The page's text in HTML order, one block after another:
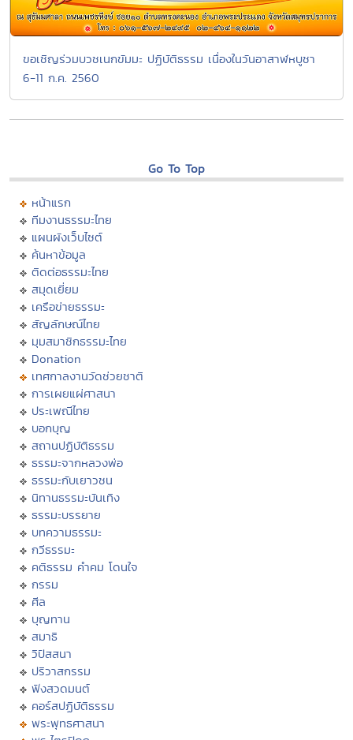
ขอเชิญร่วมบวชเนกขัมมะ ปฏิบัติธรรม เนื่องในวันอาสาฬหบูชา
6-11 ก.ค. 2560
Go To Top
หน้าแรก
ทีมงานธรรมะไทย
แผนผังเว็บไซต์
ค้นหาข้อมูล
ติดต่อธรรมะไทย
สมุดเยี่ยม
เครือข่ายธรรมะ
สัญลักษณ์ไทย
มุมสมาชิกธรรมะไทย
Donation
เทศกาลงานวัดช่วยชาติ
การเผยแผ่ศาสนา
ประเพณีไทย
บอกบุญ
สถานปฏิบัติธรรม
ธรรมะจากหลวงพ่อ
ธรรมะกับเยาวชน
นิทานธรรมะบันเทิง
ธรรมะบรรยาย
บทความธรรมะ
กวีธรรมะ
คติธรรม คำคม โดนใจ
กรรม
ศีล
บุญทาน
สมาธิ
วิปัสสนา
ปริวาสกรรม
ฟังสวดมนต์
คอร์สปฏิบัติธรรม
พระพุทธศาสนา